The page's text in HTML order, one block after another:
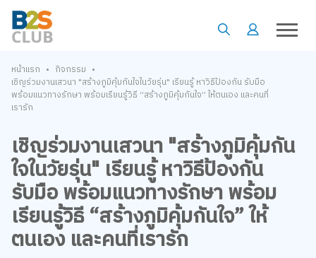
หน้าแรก • กิจกรรม •
เชิญร่วมงานเสวนา "สร้างภูมิคุ้มกันใจในวัยรุ่น" เรียนรู้ หาวิธีป้องกัน รับมือ
พร้อมแนวทางรักษา พร้อมเรียนรู้วิธี “สร้างภูมิคุ้มกันใจ” ให้ตนเอง และคนที่
เรารัก
เชิญร่วมงานเสวนา "สร้างภูมิคุ้มกัน
ใจในวัยรุ่น" เรียนรู้ หาวิธีป้องกัน
รับมือ พร้อมแนวทางรักษา พร้อม
เรียนรู้วิธี “สร้างภูมิคุ้มกันใจ” ให้
ตนเอง และคนที่เรารัก